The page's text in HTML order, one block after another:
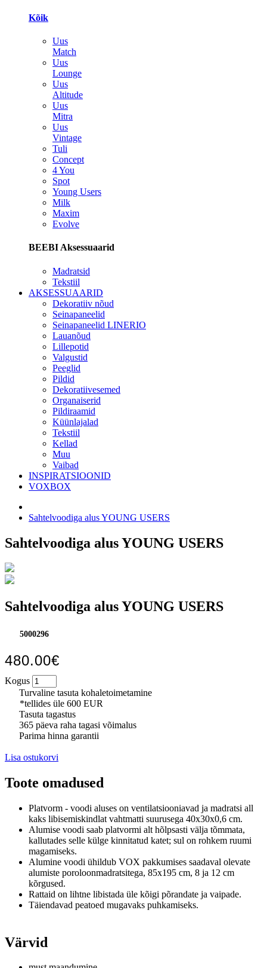
Kõik
Uus
Match
Uus
Lounge
Uus
Altitude
Uus
Mitra
Uus
Vintage
Tuli
Concept
4 You
Spot
Young Users
Milk
Maxim
Evolve
BEEBI Aksessuaarid
Madratsid
Tekstiil
AKSESSUAARID
Dekoratiiv nõud
Seinapaneelid
Seinapaneelid LINERIO
Lauanõud
Lillepotid
Valgustid
Peeglid
Pildid
Dekoratiivesemed
Organaiserid
Pildiraamid
Küünlajalad
Tekstiil
Kellad
Muu
Vaibad
INSPIRATSIOONID
VOXBOX
Sahtelvoodiga alus YOUNG USERS
Sahtelvoodiga alus YOUNG USERS
Sahtelvoodiga alus YOUNG USERS
5000296
480.00€
Kogus
Turvaline tasuta kohaletoimetamine
*tellides üle 600 EUR
Tasuta tagastus
365 päeva raha tagasi võimalus
Parima hinna garantii
Lisa ostukorvi
Toote omadused
Platvorm - voodi aluses on ventilatsiooniavad ja madratsi all
kaks libisemiskindlat vahtmatti suurusega 40x30x0,6 cm.
Alumise voodi saab platvormi alt hõlpsasti välja tõmmata,
kallutades selle külge kinnitatud katet; sul on rohkem ruumi
magamiseks.
Alumine voodi ühildub VOX pakkumises saadaval olevate
alumiste poroloonmadratsitega, 85x195 cm, 8 ja 12 cm
kõrgused.
Rattaid on lihtne libistada üle kõigi põrandate ja vaipade.
Täiendavad peatoed mugavaks puhkamiseks.
Värvid